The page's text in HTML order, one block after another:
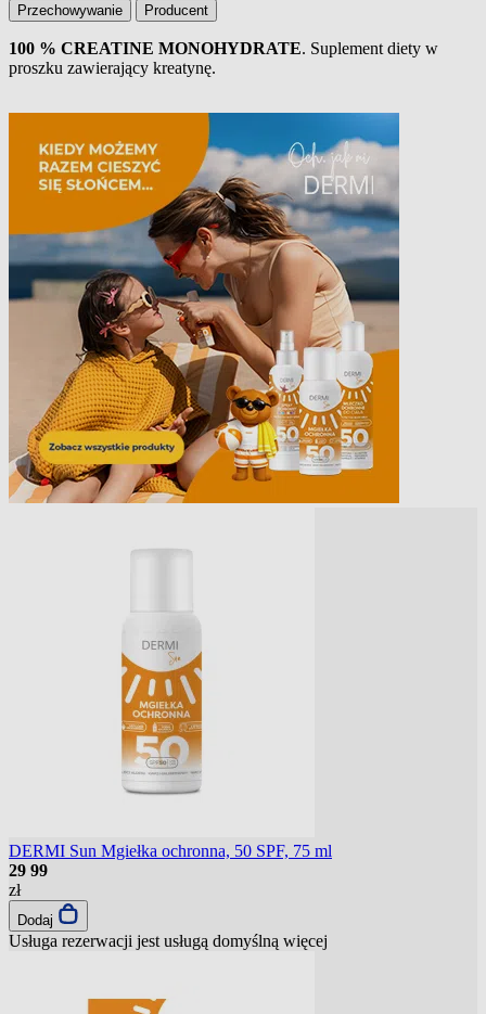
Przechowywanie
Producent
Opis produktu
100 % CREATINE MONOHYDRATE. Suplement diety w
proszku zawierający kreatynę.
DERMI Sun Mgiełka ochronna, 50 SPF, 75 ml
29 99
zł
Dodaj
Usługa rezerwacji jest usługą domyślną więcej